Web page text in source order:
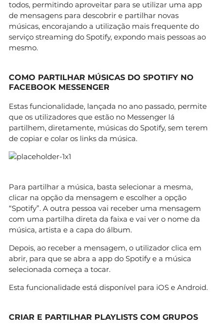
todos, permitindo aproveitar para se utilizar uma app
de mensagens para descobrir e partilhar novas
músicas, encorajando a utilização mais frequente do
serviço streaming do Spotify, expondo mais pessoas ao
mesmo.
COMO PARTILHAR MÚSICAS DO SPOTIFY NO
FACEBOOK MESSENGER
Estas funcionalidade, lançada no ano passado, permite
que os utilizadores que estão no Messenger lá
partilhem, diretamente, músicas do Spotify, sem terem
de copiar e colar os links da música.
Para partilhar a música, basta selecionar a mesma,
clicar na opção da mensagem e escolher a opção
“Spotify”. A outra pessoa vai receber uma mensagem
com uma partilha direta da faixa e vai ver o nome da
música, artista e a capa do álbum.
Depois, ao receber a mensagem, o utilizador clica em
abrir, para que se abra a app do Spotify e a música
selecionada começa a tocar.
Esta funcionalidade está disponível para iOS e Android.
CRIAR E PARTILHAR PLAYLISTS COM GRUPOS